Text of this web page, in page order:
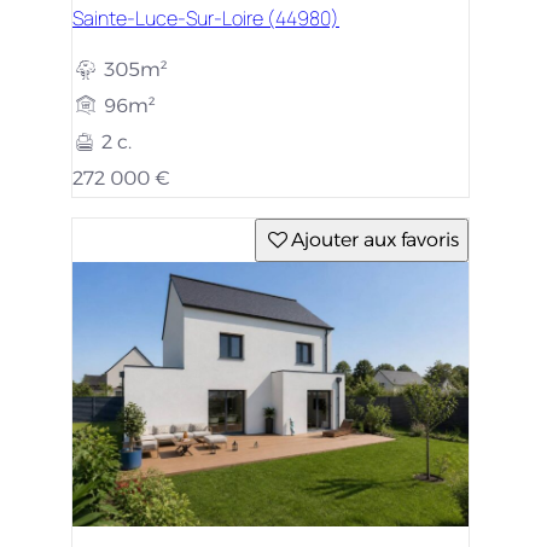
Sainte-Luce-Sur-Loire (44980)
305m²
96m²
2 c.
272 000 €
Ajouter aux favoris